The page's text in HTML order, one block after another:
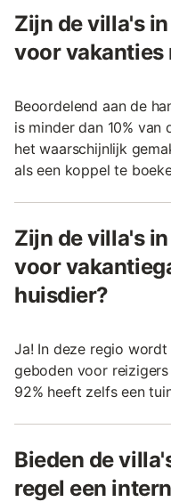
Zijn de villa's
voor vakanties
Beoordelend aan de
is minder dan 10%
het waarschijnlijk
als een koppel te
Zijn de villa's
voor
huisdier?
Ja! In deze regio
geboden voor
92% heeft zelfs een
Bieden de
regel een